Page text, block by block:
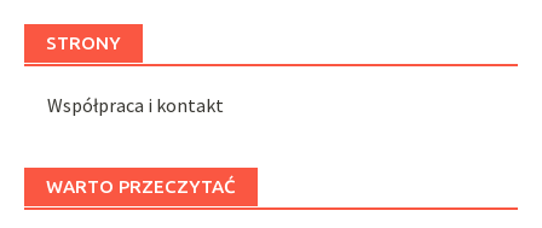
STRONY
Współpraca i kontakt
WARTO PRZECZYTAĆ